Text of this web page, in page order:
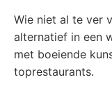
Wie niet al te ver
alternatief in een
met boeiende
toprestaurants.